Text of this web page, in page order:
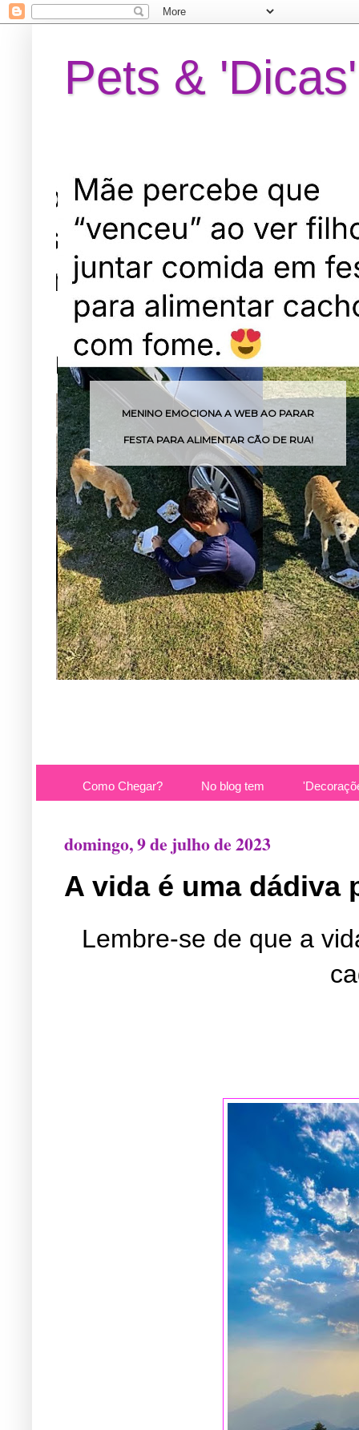
Pets & 'Dicas'
MENINO EMOCIONA A WEB AO PARAR
FESTA PARA ALIMENTAR CÃO DE RUA!
Como Chegar? No blog tem
domingo, 9 de julho de 2023
A vida é uma dádiva
Lembre-se de que a